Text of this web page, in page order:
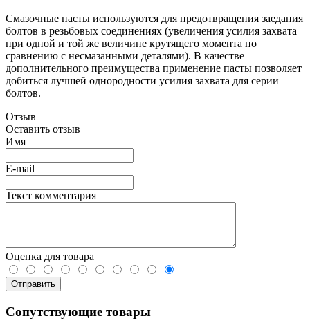
Смазочные пасты используются для предотвращения заедания
болтов в резьбовых соединениях (увеличения усилия захвата
при одной и той же величине крутящего момента по
сравнению с несмазанными деталями). В качестве
дополнительного преимущества применение пасты позволяет
добиться лучшей однородности усилия захвата для серии
болтов.
Отзыв
Оставить отзыв
Имя
E-mail
Текст комментария
Оценка для товара
Сопутствующие товары